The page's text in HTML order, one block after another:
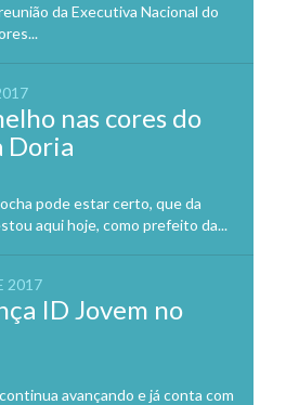
da Executiva Nacional do
nas cores do
Doria
pode estar certo, que da
aqui hoje, como prefeito da...
2017
ID Jovem no
avançando e já conta com